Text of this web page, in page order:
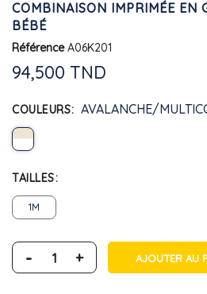
COMBINAISON IMPRIMÉE EN
BÉBÉ
Référence A06K201
94,500 TND
COULEURS AVALANCHE/
TAILLES
1M
- + AJOUTER AU